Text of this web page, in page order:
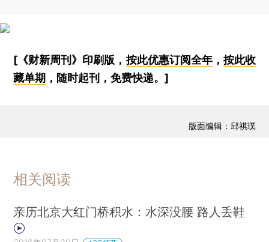
[《财新周刊》印刷版， 按此优惠订阅全年， 按此收
藏单期 ，随时起刊，免费快递。]
版面编辑：邱祺璞
相关阅读
亲历北京大红门桥积水：水深没腰 路人丢鞋